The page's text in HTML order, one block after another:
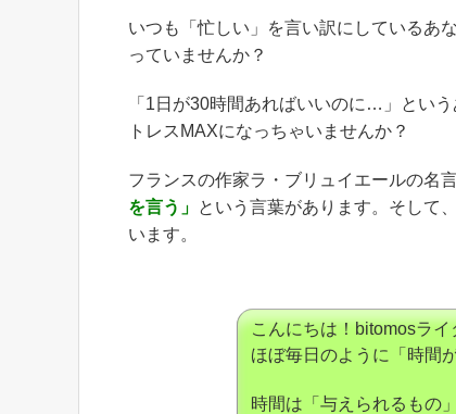
いつも「忙しい」を言い訳にしているあ
っていませんか？
「1日が30時間あればいいのに…」とい
トレスMAXになっちゃいませんか？
フランスの作家ラ・ブリュイエールの名
を言う」 という言葉があります。そして
います。
こんにちは！bitomosラ
ほぼ毎日のように「時間
時間は「与えられるもの